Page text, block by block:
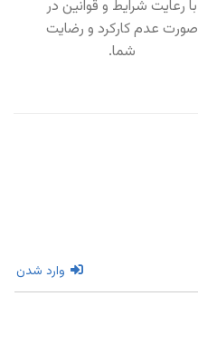
با رعایت شرایط و قوانین در
صورت عدم کارکرد و رضایت
شما.
وارد شدن